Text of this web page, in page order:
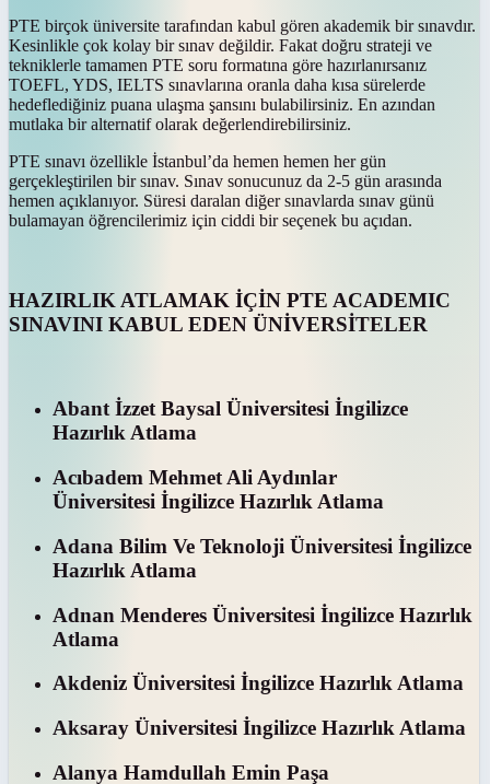
PTE birçok üniversite tarafından kabul gören akademik bir sınavdır.
Kesinlikle çok kolay bir sınav değildir. Fakat doğru strateji ve
tekniklerle tamamen PTE soru formatına göre hazırlanırsanız
TOEFL, YDS, IELTS sınavlarına oranla daha kısa sürelerde
hedeflediğiniz puana ulaşma şansını bulabilirsiniz. En azından
mutlaka bir alternatif olarak değerlendirebilirsiniz.
PTE sınavı özellikle İstanbul’da hemen hemen her gün
gerçekleştirilen bir sınav. Sınav sonucunuz da 2-5 gün arasında
hemen açıklanıyor. Süresi daralan diğer sınavlarda sınav günü
bulamayan öğrencilerimiz için ciddi bir seçenek bu açıdan.
HAZIRLIK ATLAMAK İÇİN PTE ACADEMIC
SINAVINI KABUL EDEN ÜNİVERSİTELER
Abant İzzet Baysal Üniversitesi İngilizce
Hazırlık Atlama
Acıbadem Mehmet Ali Aydınlar
Üniversitesi İngilizce Hazırlık Atlama
Adana Bilim Ve Teknoloji Üniversitesi İngilizce
Hazırlık Atlama
Adnan Menderes Üniversitesi İngilizce Hazırlık
Atlama
Akdeniz Üniversitesi İngilizce Hazırlık Atlama
Aksaray Üniversitesi İngilizce Hazırlık Atlama
Alanya Hamdullah Emin Paşa